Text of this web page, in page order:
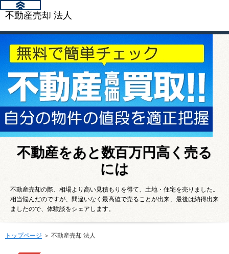
不動産売却 法人
不動産をあと数百万円高く売る
には
不動産売却の際、相場より高い見積もりを得て、土地・住宅を売りました。
相当悩んだのですが、間違いなく最高値で売ることが出来、最後は納得出来
ましたので、体験談をシェアします。
トップページ ＞ 不動産売却 法人